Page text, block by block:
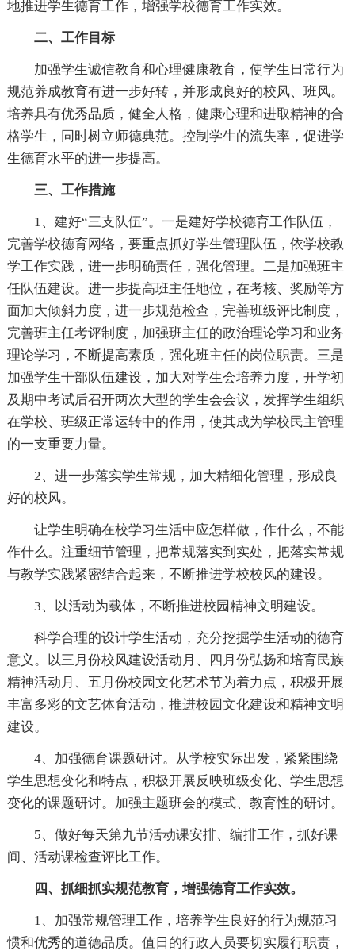
地推进学生德育工作，增强学校德育工作实效。
二、工作目标
加强学生诚信教育和心理健康教育，使学生日常行为
规范养成教育有进一步好转，并形成良好的校风、班风。
培养具有优秀品质，健全人格，健康心理和进取精神的合
格学生，同时树立师德典范。控制学生的流失率，促进学
生德育水平的进一步提高。
三、工作措施
1、建好“三支队伍”。一是建好学校德育工作队伍，
完善学校德育网络，要重点抓好学生管理队伍，依学校教
学工作实践，进一步明确责任，强化管理。二是加强班主
任队伍建设。进一步提高班主任地位，在考核、奖励等方
面加大倾斜力度，进一步规范检查，完善班级评比制度，
完善班主任考评制度，加强班主任的政治理论学习和业务
理论学习，不断提高素质，强化班主任的岗位职责。三是
加强学生干部队伍建设，加大对学生会培养力度，开学初
及期中考试后召开两次大型的学生会会议，发挥学生组织
在学校、班级正常运转中的作用，使其成为学校民主管理
的一支重要力量。
2、进一步落实学生常规，加大精细化管理，形成良
好的校风。
让学生明确在校学习生活中应怎样做，作什么，不能
作什么。注重细节管理，把常规落实到实处，把落实常规
与教学实践紧密结合起来，不断推进学校校风的建设。
3、以活动为载体，不断推进校园精神文明建设。
科学合理的设计学生活动，充分挖掘学生活动的德育
意义。以三月份校风建设活动月、四月份弘扬和培育民族
精神活动月、五月份校园文化艺术节为着力点，积极开展
丰富多彩的文艺体育活动，推进校园文化建设和精神文明
建设。
4、加强德育课题研讨。从学校实际出发，紧紧围绕
学生思想变化和特点，积极开展反映班级变化、学生思想
变化的课题研讨。加强主题班会的模式、教育性的研讨。
5、做好每天第九节活动课安排、编排工作，抓好课
间、活动课检查评比工作。
四、抓细抓实规范教育，增强德育工作实效。
1、加强常规管理工作，培养学生良好的行为规范习
惯和优秀的道德品质。值日的行政人员要切实履行职责，